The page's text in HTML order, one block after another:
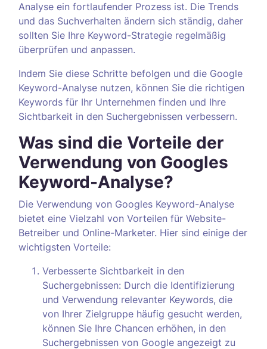
Analyse ein fortlaufender Prozess ist. Die Trends
und das Suchverhalten ändern sich ständig, daher
sollten Sie Ihre Keyword-Strategie regelmäßig
überprüfen und anpassen.
Indem Sie diese Schritte befolgen und die Google
Keyword-Analyse nutzen, können Sie die richtigen
Keywords für Ihr Unternehmen finden und Ihre
Sichtbarkeit in den Suchergebnissen verbessern.
Was sind die Vorteile der
Verwendung von Googles
Keyword-Analyse?
Die Verwendung von Googles Keyword-Analyse
bietet eine Vielzahl von Vorteilen für Website-
Betreiber und Online-Marketer. Hier sind einige der
wichtigsten Vorteile:
Verbesserte Sichtbarkeit in den
Suchergebnissen: Durch die Identifizierung
und Verwendung relevanter Keywords, die
von Ihrer Zielgruppe häufig gesucht werden,
können Sie Ihre Chancen erhöhen, in den
Suchergebnissen von Google angezeigt zu